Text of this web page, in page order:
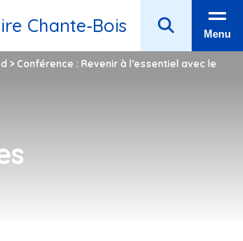
Chante‑Bois Menu
> Conférence : Revenir à l’essentiel avec le